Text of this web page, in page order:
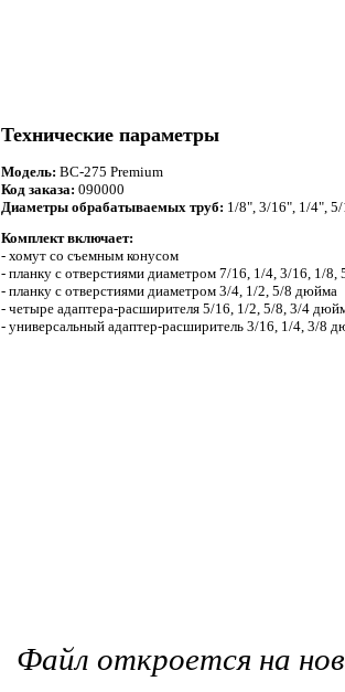
Технические параметры
Модель: BC-275 Premium
Код заказа: 090000
Диаметры обрабатываемых труб: 1/8", 3/16", 1/4",
Комплект включает:
- хомут со съемным конусом
- планку с отверстиями диаметром 7/16, 1/4, 3/16, 1/
- планку с отверстиями диаметром 3/4, 1/2, 5/8 дюйма
- четыре адаптера-расширителя 5/16, 1/2, 5/8, 3/4
- универсальный адаптер-расширитель 3/16, 1/4, 3/8
Файл откроется на